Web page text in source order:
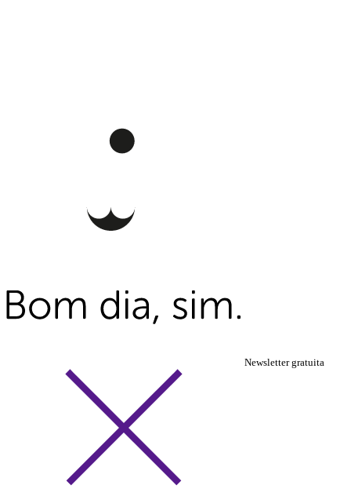
Newsletter gratuita